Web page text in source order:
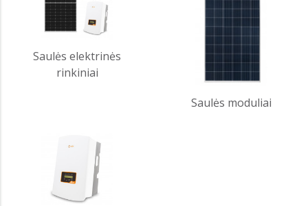
Saulės elektrinės
rinkiniai
Saulės moduliai